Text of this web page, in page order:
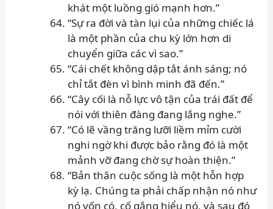
khát một luồng gió mạnh hơn.”
“Sự ra đời và tàn lụi của những chiếc lá
là một phần của chu kỳ lớn hơn di
chuyển giữa các vì sao.”
“Cái chết không dập tắt ánh sáng; nó
chỉ tắt đèn vì bình minh đã đến.”
“Cây cối là nỗ lực vô tận của trái đất để
nói với thiên đàng đang lắng nghe.”
“Có lẽ vầng trăng lưỡi liềm mỉm cười
nghi ngờ khi được bảo rằng đó là một
mảnh vỡ đang chờ sự hoàn thiện.”
“Bản thân cuộc sống là một hỗn hợp
kỳ lạ. Chúng ta phải chấp nhận nó như
nó vốn có, cố gắng hiểu nó, và sau đó